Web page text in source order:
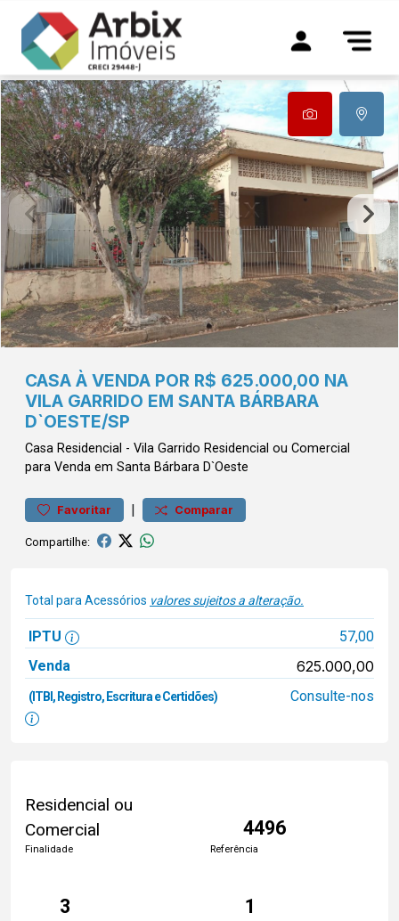
CASA À VENDA POR R$ 625.000,00 NA
VILA GARRIDO EM SANTA BÁRBARA
D`OESTE/SP
Casa Residencial - Vila Garrido Residencial ou Comercial
para Venda em Santa Bárbara D`Oeste
Favoritar | Comparar
Compartilhe:
Total para Acessórios valores sujeitos a alteração.
IPTU
57,00
Venda
625.000,00
(ITBI, Registro, Escritura e Certidões) Consulte-nos
Residencial ou
Comercial
Finalidade
4496
Referência
3 1